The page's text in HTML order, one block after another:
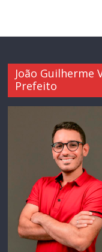
João Guilherme
Prefeito